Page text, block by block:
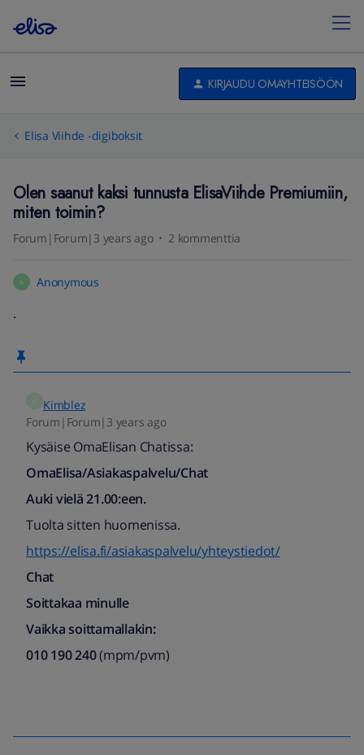
KIRJAUDU OMAYHTEISÖÖN
Elisa Viihde -digiboksit
Olen saanut kaksi tunnusta ElisaViihde Premiumiin,
miten toimin?
Forum|Forum|3 years ago 2 kommenttia
A Anonymous
.
Kimblez
Forum|Forum|3 years ago
Kysäise OmaElisan Chatissa:
OmaElisa/Asiakaspalvelu/Chat
Auki vielä 21.00:een.
Tuolta sitten huomenissa.
https://elisa.fi/asiakaspalvelu/yhteystiedot/
Chat
Soittakaa minulle
Vaikka soittamallakin:
010 190 240(mpm/pvm)​